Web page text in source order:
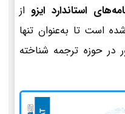
استاندارد ایزو از
است تا به‌عنوان تنها
در حوزه ترجمه شناخته